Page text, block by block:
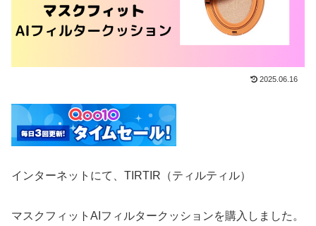
2025.06.16
インターネットにて、TIRTIR（ティルティル）
マスクフィットAIフィルタークッションを購入しました。